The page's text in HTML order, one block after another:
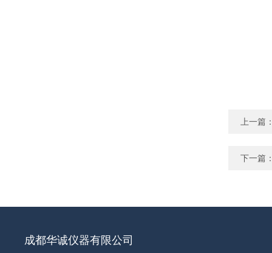
上一篇
下一篇
成都华诚仪器有限公司